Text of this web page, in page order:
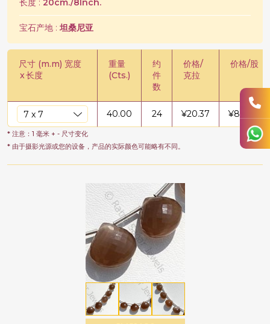
长度 : 20cm./8Inch.
宝石产地 :坦桑尼亚
尺寸 (m.m) 宽度
x长度
重量
(Cts.)
约
件
数
价格/
克拉
价格/股
40.00 24 ¥20.37 ¥814.68
* 注意：1 毫米 + - 尺寸变化
* 由于摄影光源或您的设备，产品的实际颜色可能略有不同。